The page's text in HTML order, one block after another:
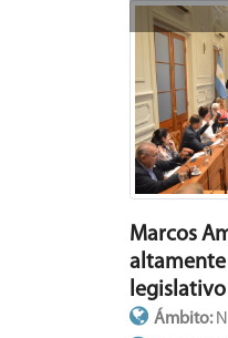
Marcos
legislativo
Ámbito: